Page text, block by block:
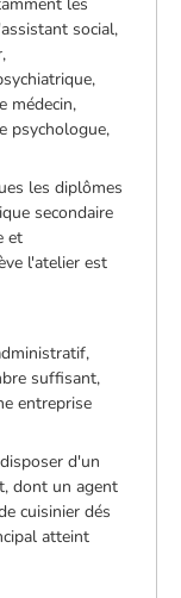
social,
médecin,
psychologue,
les diplômes
secondaire
et
l'atelier est
suffisant,
entreprise
d'un
dont un agent
cuisinier dés
atteint